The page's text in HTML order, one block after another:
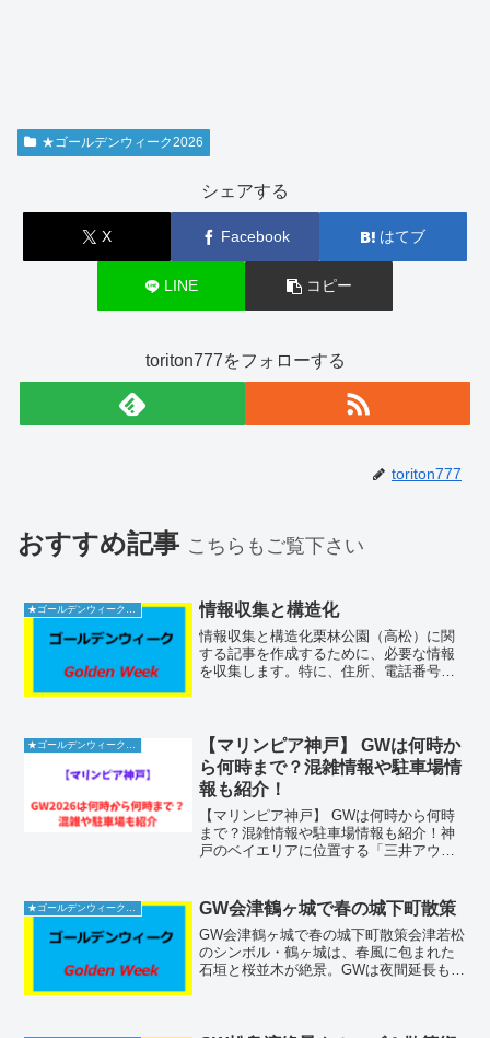
★ゴールデンウィーク2026
シェアする
X Facebook はてブ
LINE コピー
toriton777をフォローする
toriton777
おすすめ記事 こちらもご覧下さい
情報収集と構造化
情報収集と構造化栗林公園（高松）に関
する記事を作成するために、必要な情報
を収集します。特に、住所、電話番号、
す。「栗林公園 高松」や「...
【マリンピア神戸】 GWは何時か
ら何時まで？混雑情報や駐車場情
報も紹介！
【マリンピア神戸】 GWは何時から何時
まで？混雑情報や駐車場情報も紹介！神
戸のベイエリアに位置する「三井アウト
ンと、リゾート感あふれるショッピング
体験が魅力の施設です...
GW会津鶴ヶ城で春の城下町散策
GW会津鶴ヶ城で春の城下町散策会津若松
のシンボル・鶴ヶ城は、春風に包まれた
石垣と桜並木が絶景。GWは夜間延長も実